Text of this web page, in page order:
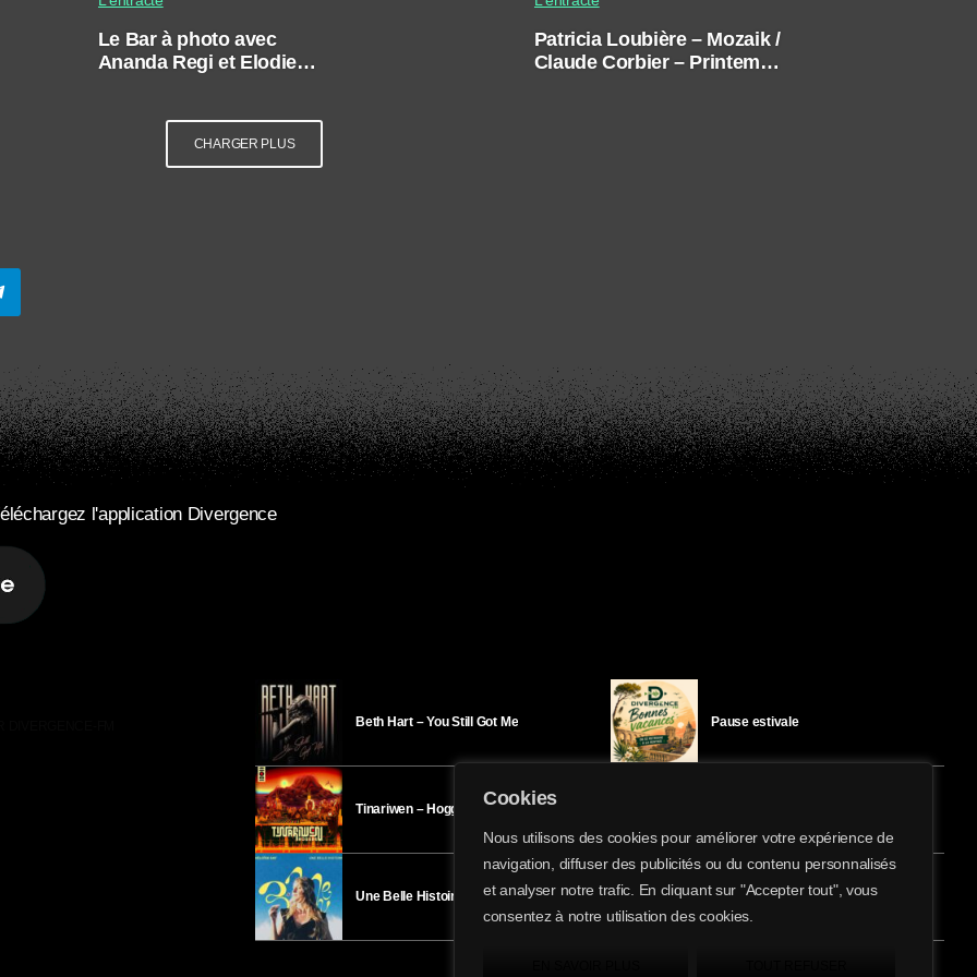
Cookies
Nous utilisons des cookies pour améliorer votre expérience de
navigation, diffuser des publicités ou du contenu personnalisés
et analyser notre trafic. En cliquant sur "Accepter tout", vous
consentez à notre utilisation des cookies.
share
email
Le Bar à photo avec
Ananda Regi et Elodie
Patricia Loubière – Mozaik /
Claude Corbier – Printemps
CHARGER PLUS
l'application Divergence
Beth Hart – You Still Got Me
Tinariwen – Hoggar
Une Belle Histoire – Héloïse Bay
Pause estivale
Ici l’Ombre – mardi 28 juillet